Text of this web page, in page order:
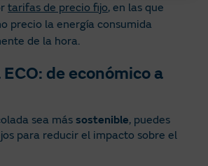
tarifas de precio fijo, en las que
precio la energía consumida
de la hora.
de económico a
sea más sostenible, puedes
para reducir el impacto sobre el